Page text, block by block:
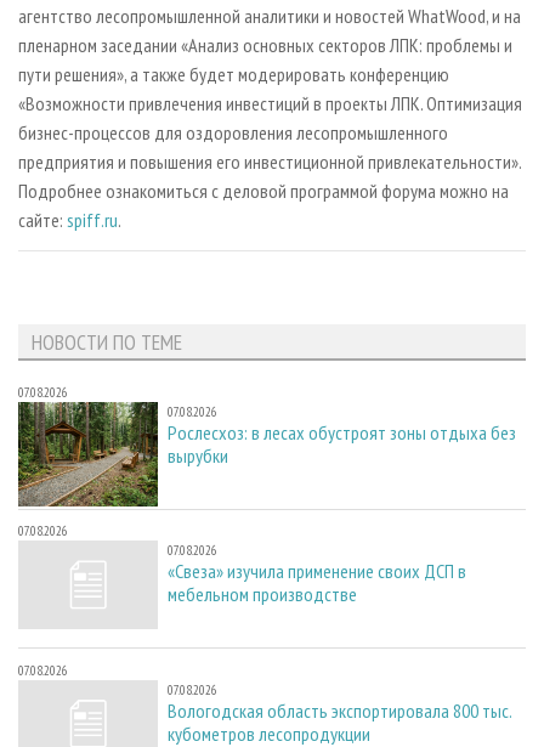
агентство лесопромышленной аналитики и новостей WhatWood, и на
пленарном заседании «Анализ основных секторов ЛПК: проблемы и
пути решения», а также будет модерировать конференцию
«Возможности привлечения инвестиций в проекты ЛПК. Оптимизация
бизнес-процессов для оздоровления лесопромышленного
предприятия и повышения его инвестиционной привлекательности».
Подробнее ознакомиться с деловой программой форума можно на
сайте: spiff.ru.
НОВОСТИ ПО ТЕМЕ
07.08.2026
07.08.2026
Рослесхоз: в лесах обустроят зоны отдыха без
вырубки
07.08.2026
07.08.2026
«Свеза» изучила применение своих ДСП в
мебельном производстве
07.08.2026
07.08.2026
Вологодская область экспортировала 800 тыс.
кубометров лесопродукции